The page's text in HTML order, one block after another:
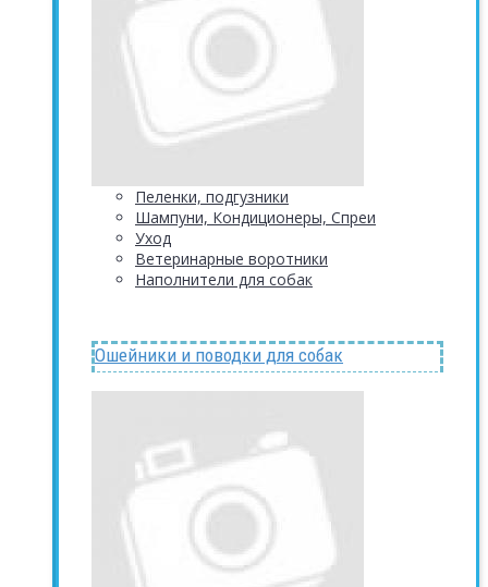
Пеленки, подгузники
Шампуни, Кондиционеры, Спреи
Уход
Ветеринарные воротники
Наполнители для собак
Ошейники и поводки для собак